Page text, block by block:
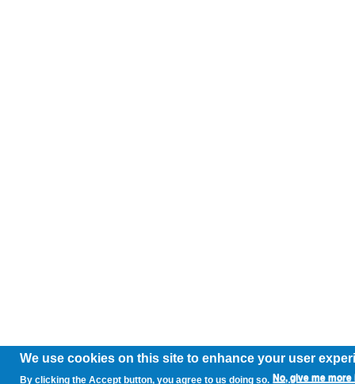
We use cookies on this site to enhance your user
By clicking the Accept button, you agree to us doing so. No, give me more